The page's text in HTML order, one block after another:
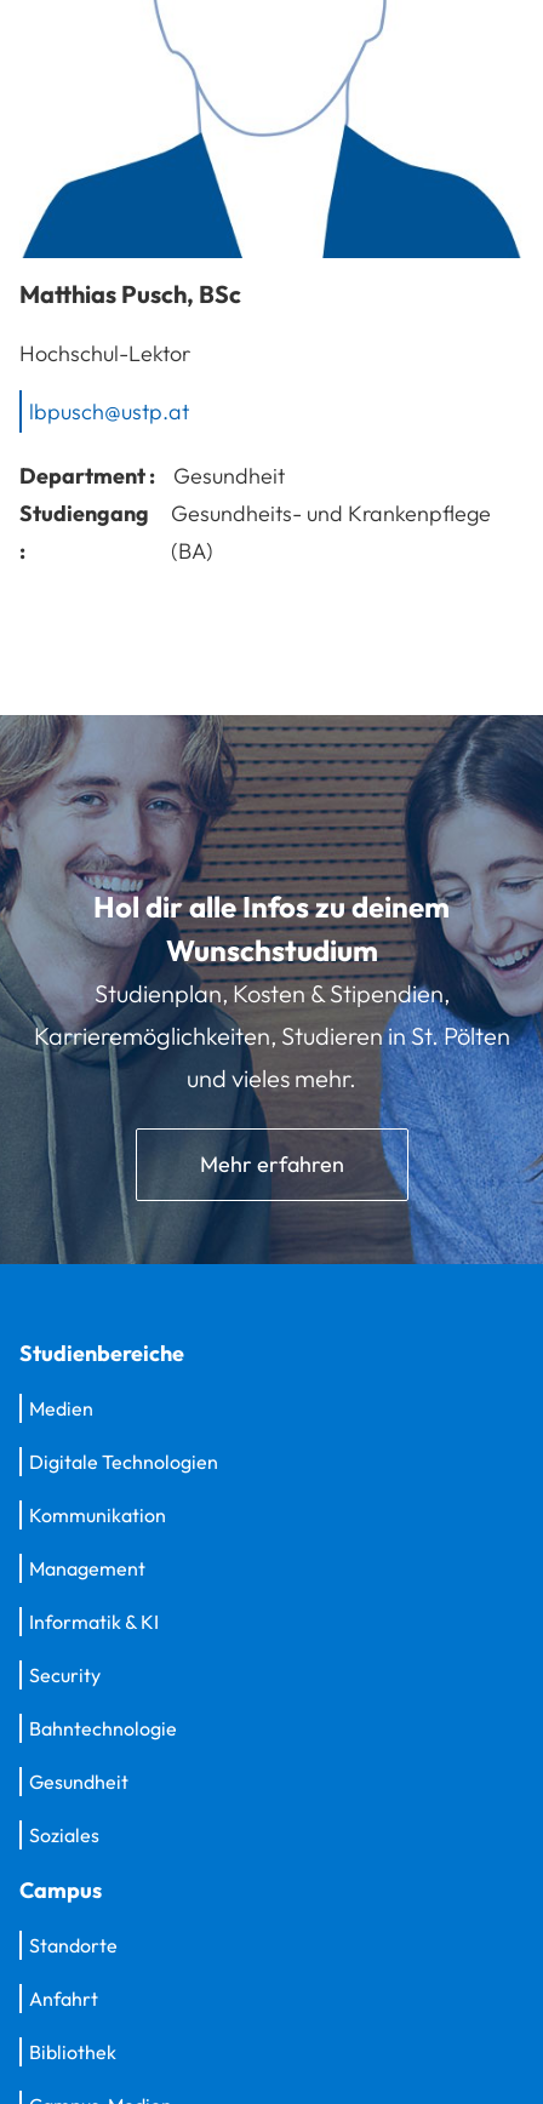
Matthias Pusch, BSc
Hochschul-Lektor
lbpusch@ustp.at
Department :
Gesundheit
Studiengang
:
Gesundheits- und Krankenpflege
(BA)
Hol dir alle Infos zu deinem
Wunschstudium
Studienplan, Kosten & Stipendien,
Karrieremöglichkeiten, Studieren in St. Pölten
und vieles mehr.
Mehr erfahren
Studienbereiche
Medien
Digitale Technologien
Kommunikation
Management
Informatik & KI
Security
Bahntechnologie
Gesundheit
Soziales
Campus
Standorte
Anfahrt
Bibliothek